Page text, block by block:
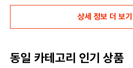
상세 정보 더 보기
동일 카테고리 인기 상품